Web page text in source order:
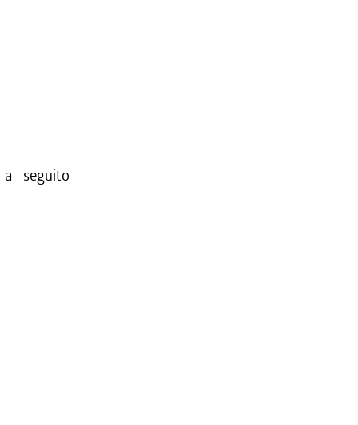
seguito